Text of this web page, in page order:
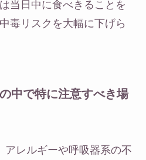
当日中に食べきることを
毒リスクを大幅に下げら
中で特に注意すべき場
アレルギーや呼吸器系の不